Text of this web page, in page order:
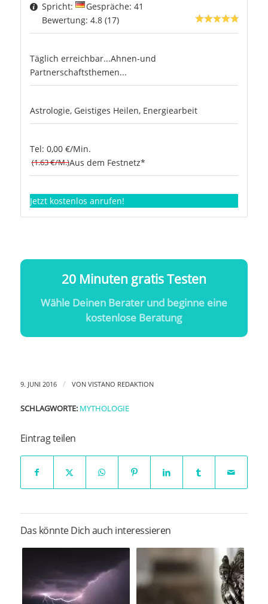
Spricht:
Gespräche: 41
Bewertung: 4.8 (17)
Täglich erreichbar...Ahnen-und
Partnerschaftsthemen...
Astrologie, Geistiges Heilen, Energiearbeit
Tel: 0,00 €/Min.
(1.63 €/M.)Aus dem Festnetz*
Jetzt kostenlos anrufen!
20 Minuten gratis Testen
Wähle Deinen Berater und beginne eine
kostenlose Beratung
9. JUNI 2016 / VON VISTANO REDAKTION
SCHLAGWORTE: MYTHOLOGIE
Eintrag teilen
Das könnte Dich auch interessieren